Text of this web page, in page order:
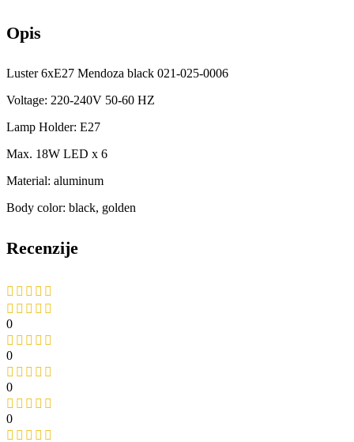
Opis
Luster 6xE27 Mendoza black 021-025-0006
Voltage: 220-240V 50-60 HZ
Lamp Holder: E27
Max. 18W LED x 6
Material: aluminum
Body color: black, golden
Recenzije
0
0
0
0